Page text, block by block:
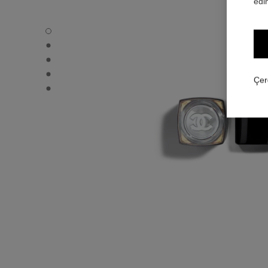
ROUGE COCO FLASH - Varsayılan görünüm
ROUGE COCO FLASH - Alternatif görünüm 1
ROUGE COCO FLASH - Alternatif görünüm 2
ROUGE COCO FLASH - Temel doku görünümü
ROUGE COCO FLASH - Diğer görünüm